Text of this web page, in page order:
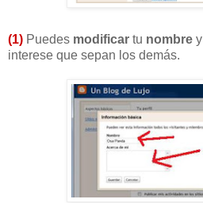
(1) Puedes modificar tu nombre y
interese que sepan los demás.